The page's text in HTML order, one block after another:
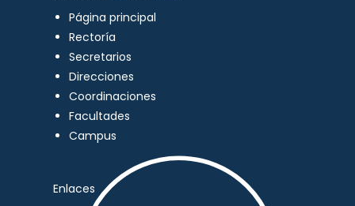
Página principal
Rectoría
Secretarios
Direcciones
Coordinaciones
Facultades
Campus
Enlaces